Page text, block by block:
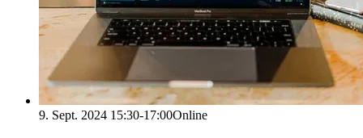
9. Sept. 2024 15:30-17:00Online